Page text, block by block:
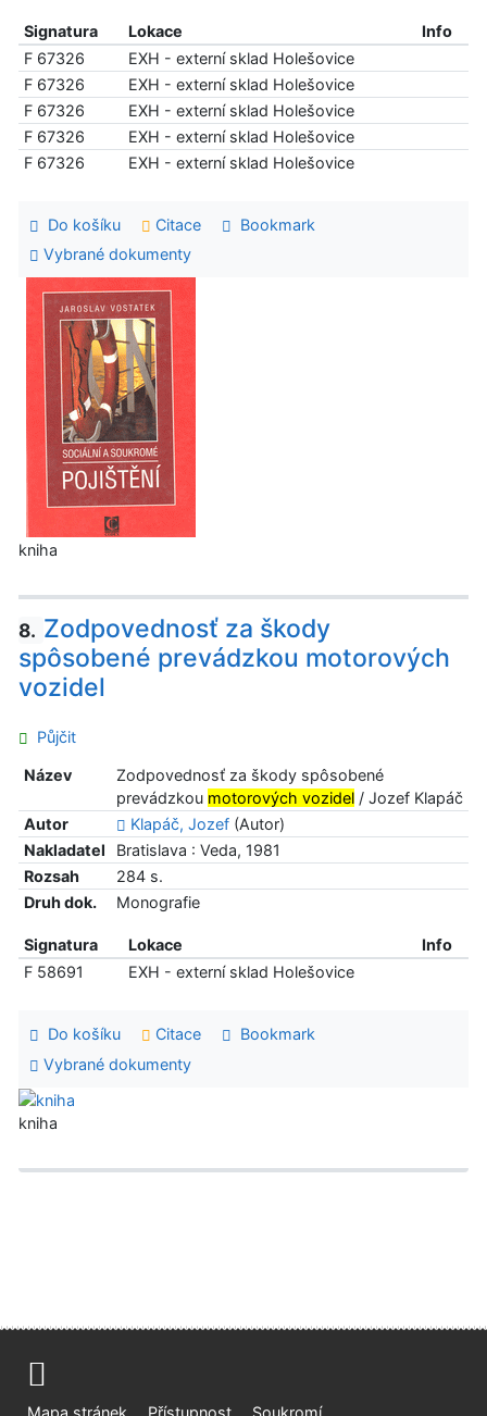
Signatura Lokace
Info
F 67326
EXH - externí sklad Holešovice
F 67326
EXH - externí sklad Holešovice
F 67326
EXH - externí sklad Holešovice
F 67326
EXH - externí sklad Holešovice
F 67326
EXH - externí sklad Holešovice
Do košíku Citace
Bookmark
Vybrané dokumenty
kniha
8. Zodpovednosť za škody
spôsobené prevádzkou motorových
vozidel
Půjčit
Název
Zodpovednosť za škody spôsobené
prevádzkou motorových vozidel/ Jozef Klapáč
Autor
Klapáč, Jozef(Autor)
Nakladatel
Bratislava : Veda, 1981
Rozsah
284 s.
Druh dok.
Monografie
Signatura Lokace
Info
F 58691
EXH - externí sklad Holešovice
Do košíku Citace
Bookmark
Vybrané dokumenty
kniha
Mapa stránek Přístupnost Soukromí